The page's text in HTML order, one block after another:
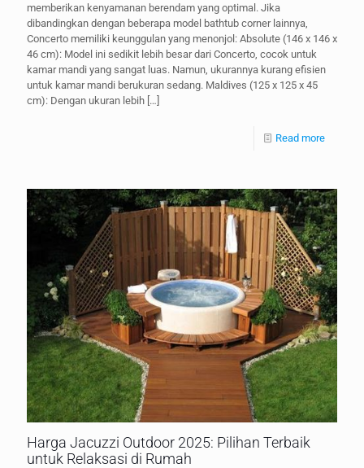
memberikan kenyamanan berendam yang optimal. Jika
dibandingkan dengan beberapa model bathtub corner lainnya,
Concerto memiliki keunggulan yang menonjol: Absolute (146 x 146 x
46 cm): Model ini sedikit lebih besar dari Concerto, cocok untuk
kamar mandi yang sangat luas. Namun, ukurannya kurang efisien
untuk kamar mandi berukuran sedang. Maldives (125 x 125 x 45
cm): Dengan ukuran lebih […]
Read more
Harga Jacuzzi Outdoor 2025: Pilihan Terbaik
untuk Relaksasi di Rumah